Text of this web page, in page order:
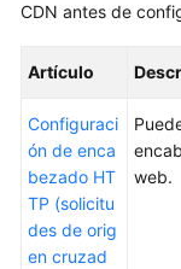
CDN antes de
Artículo
Configuraci
ón de enca
bezado HT
TP (solicitu
des de orig
en cruzad
web.